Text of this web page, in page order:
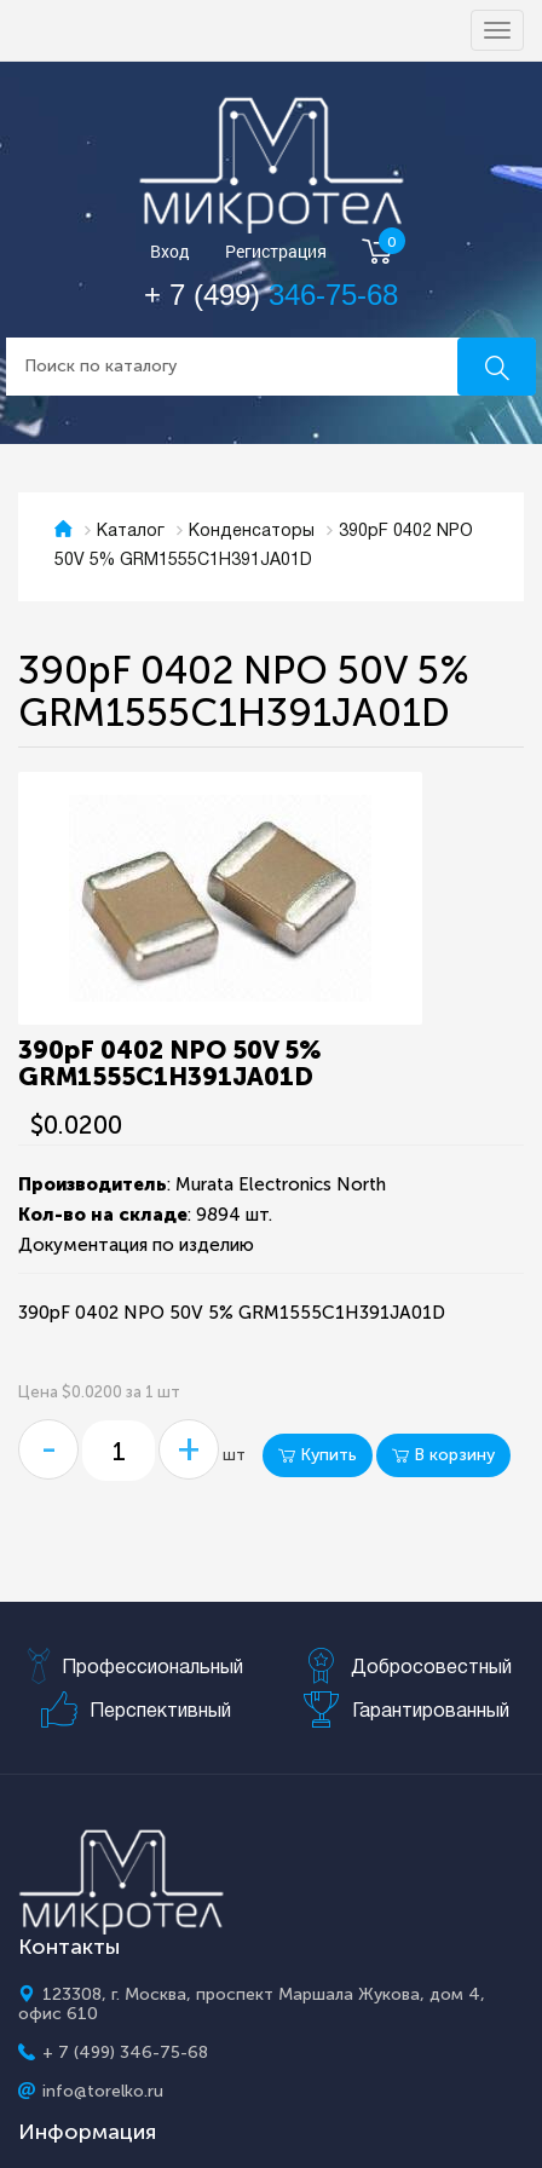
Вход Регистрация 0
+ 7 (499)346-75-68
Каталог Конденсаторы
390pF 0402 NPO
50V 5% GRM1555C1H391JA01D
390pF 0402 NPO 50V 5%
GRM1555C1H391JA01D
390pF 0402 NPO 50V 5%
GRM1555C1H391JA01D
$0.0200
Производитель: Murata Electronics North
Кол-во на складе: 9894 шт.
Документация по изделию
390pF 0402 NPO 50V 5% GRM1555C1H391JA01D
Цена $0.0200 за 1 шт
- + шт Купить В корзину
Профессиональный Добросовестный
Перспективный Гарантированный
Контакты
123308, г. Москва, проспект Маршала Жукова, дом 4,
офис 610
+ 7 (499) 346-75-68
info@torelko.ru
Информация